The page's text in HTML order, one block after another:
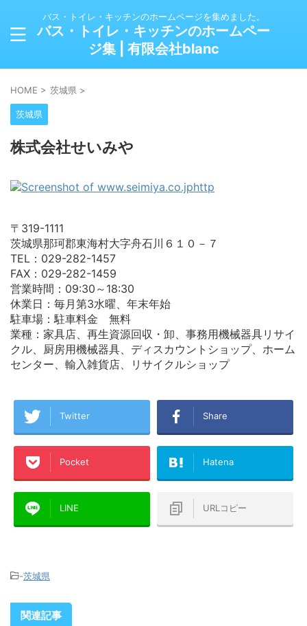
バス・トイレ・キッチンのホームページを集めました。
バス・トイレ・キッチンのホームペー
ジ集 | 有限会社blanc
HOME > 茨城県 >
茨城県
株式会社せいみや
〒319-1111
茨城県那珂郡東海村大字舟石川６１０－７
TEL：029-282-1457
FAX：029-282-1459
営業時間：09:30～18:30
休業日：毎月第3水曜、年末年始
駐車場：駐車料金 無料
業種：家具店、再生資源回収・卸、事務用機械器具リサイ
クル、厨房用機械器具、ディスカウントショップ、ホーム
センター、輸入雑貨店、リサイクルショップ
Twitter Share
Pocket Hatena
LINE URLコピー
-茨城県
関連記事